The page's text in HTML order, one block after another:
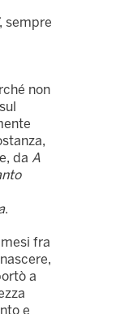
, sempre
non
da A
.
fra
a
e